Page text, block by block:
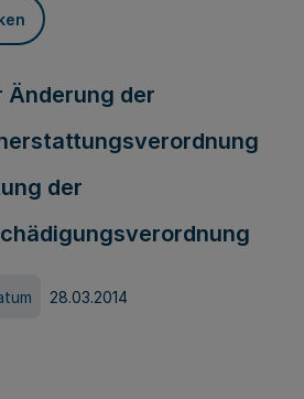
Änderung der
der
28.03.2014